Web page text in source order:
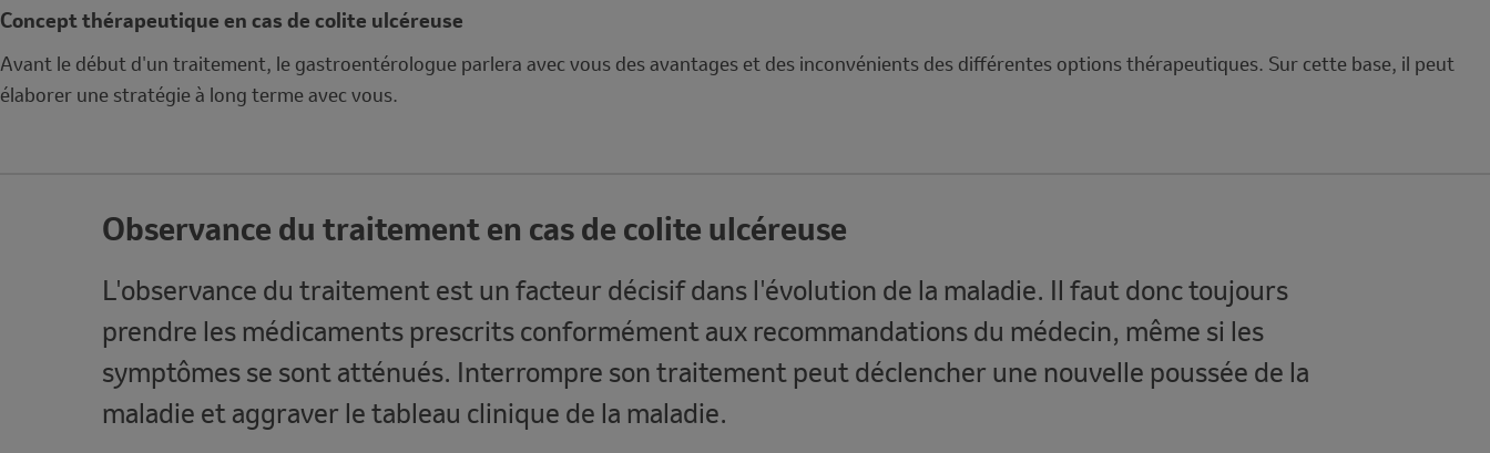
Concept thérapeutique en cas de colite ulcéreuse
Avant le début d'un traitement, le gastroentérologue parlera avec vous des avantages et des inconvénients des différentes options thérapeutiques. Sur cette base, il peut
élaborer une stratégie à long terme avec vous.
Note
Observance du traitement en cas de colite ulcéreuse
L'observance du traitement est un facteur décisif dans l'évolution de la maladie. Il faut donc toujours
prendre les médicaments prescrits conformément aux recommandations du médecin, même si les
symptômes se sont atténués. Interrompre son traitement peut déclencher une nouvelle poussée de la
maladie et aggraver le tableau clinique de la maladie.